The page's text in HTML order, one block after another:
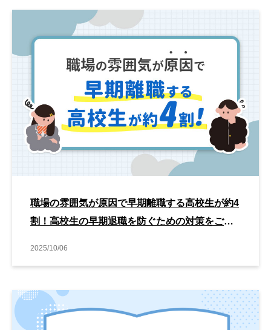
職場の雰囲気が原因で早期離職する高校生が約4
割！高校生の早期退職を防ぐための対策をご紹
2025/10/06